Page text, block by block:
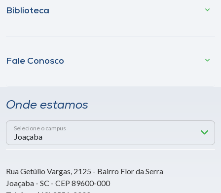
Biblioteca
Fale Conosco
Onde estamos
Selecione o campus
Rua Getúlio Vargas, 2125 - Bairro Flor da Serra
Joaçaba - SC - CEP 89600-000